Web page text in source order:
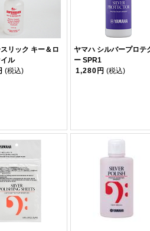
リック キー＆ロ
ル
(税込)
ヤマハ シルバープロテ
ー SPR1
1,280円 (税込)